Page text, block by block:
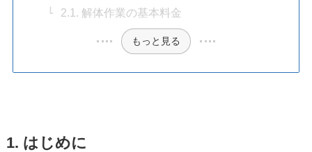
2.1. 解体作業の基本料金
もっと見る
1. はじめに